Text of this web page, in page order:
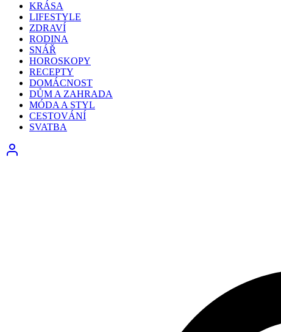
KRÁSA
LIFESTYLE
ZDRAVÍ
RODINA
SNÁŘ
HOROSKOPY
RECEPTY
DOMÁCNOST
DŮM A ZAHRADA
MÓDA A STYL
CESTOVÁNÍ
SVATBA